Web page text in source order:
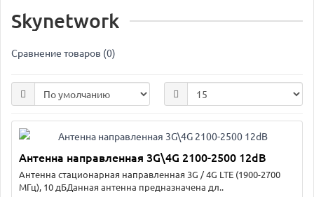
Skynetwork
Сравнение товаров (0)
Антенна направленная 3G\4G 2100-2500 12dB
Антенна стационарная направленная 3G / 4G LTE (1900-2700
МГц), 10 дБДанная антенна предназначена дл..